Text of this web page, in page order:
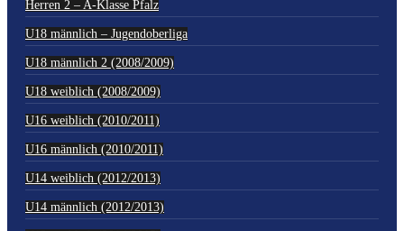
Herren 2 – A-Klasse Pfalz
U18 männlich – Jugendoberliga
U18 männlich 2 (2008/2009)
U18 weiblich (2008/2009)
U16 weiblich (2010/2011)
U16 männlich (2010/2011)
U14 weiblich (2012/2013)
U14 männlich (2012/2013)